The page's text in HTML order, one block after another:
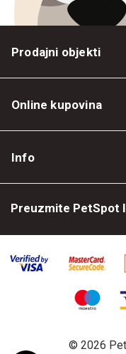
Prodajni objekti
Online kupovina
Info
Preuzmite PetSpot
© 2026